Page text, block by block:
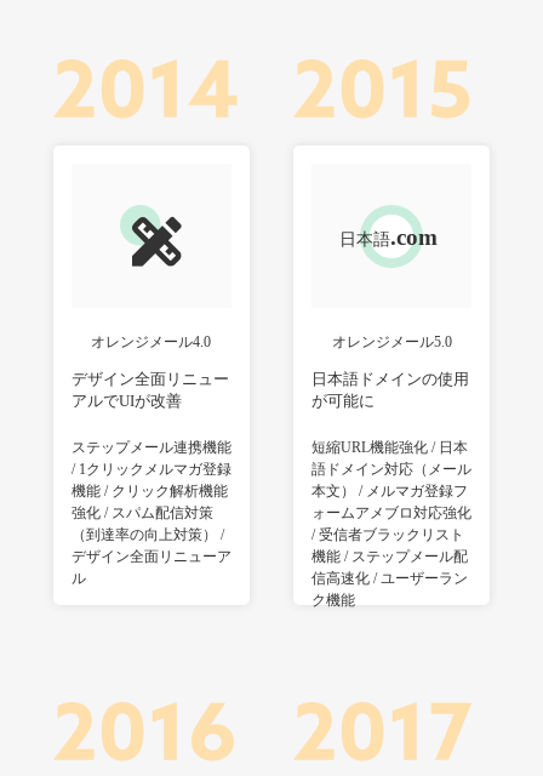
オレンジメール4.0
デザイン全面リニュー
アルでUIが改善
ステップメール連携機能
/ 1クリックメルマガ登録
機能 / クリック解析機能
強化 / スパム配信対策
（到達率の向上対策） /
デザイン全面リニューア
ル
オレンジメール5.0
日本語ドメインの使用
が可能に
短縮URL機能強化 / 日本
語ドメイン対応（メール
本文） / メルマガ登録フ
ォームアメブロ対応強化
/ 受信者ブラックリスト
機能 / ステップメール配
信高速化 / ユーザーラン
ク機能